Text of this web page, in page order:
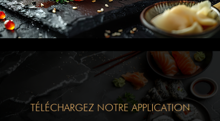
TÉLÉCHARGEZ NOTRE APPLICATION